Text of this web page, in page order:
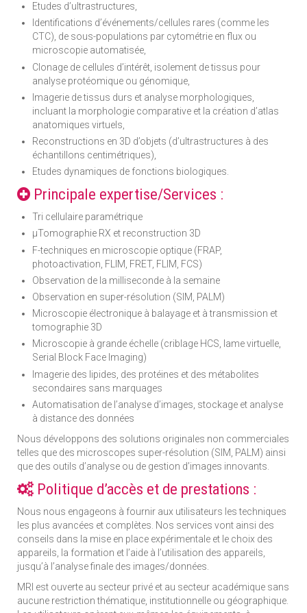
Etudes d’ultrastructures,
Identifications d’événements/cellules rares (comme les
CTC), de sous-populations par cytométrie en flux ou
microscopie automatisée,
Clonage de cellules d’intérêt, isolement de tissus pour
analyse protéomique ou génomique,
Imagerie de tissus durs et analyse morphologiques,
incluant la morphologie comparative et la création d’atlas
anatomiques virtuels,
Reconstructions en 3D d’objets (d’ultrastructures à des
échantillons centimétriques),
Etudes dynamiques de fonctions biologiques.
Principale expertise/Services :
Tri cellulaire paramétrique
µTomographie RX et reconstruction 3D
F-techniques en microscopie optique (FRAP,
photoactivation, FLIM, FRET, FLIM, FCS)
Observation de la milliseconde à la semaine
Observation en super-résolution (SIM, PALM)
Microscopie électronique à balayage et à transmission et
tomographie 3D
Microscopie à grande échelle (criblage HCS, lame virtuelle,
Serial Block Face Imaging)
Imagerie des lipides, des protéines et des métabolites
secondaires sans marquages
Automatisation de l’analyse d’images, stockage et analyse
à distance des données
Nous développons des solutions originales non commerciales
telles que des microscopes super-résolution (SIM, PALM) ainsi
que des outils d’analyse ou de gestion d’images innovants.
Politique d’accès et de prestations :
Nous nous engageons à fournir aux utilisateurs les techniques
les plus avancées et complètes. Nos services vont ainsi des
conseils dans la mise en place expérimentale et le choix des
appareils, la formation et l’aide à l’utilisation des appareils,
jusqu’à l’analyse finale des images/données.
MRI est ouverte au secteur privé et au secteur académique sans
aucune restriction thématique, institutionnelle ou géographique.